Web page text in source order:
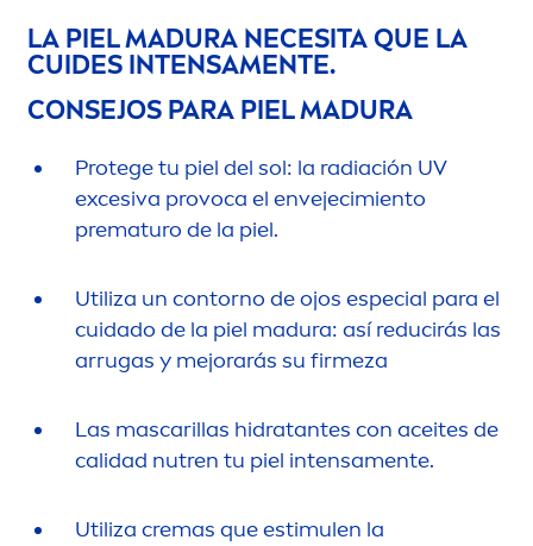
LA PIEL MADURA NECESITA QUE LA
CUIDES INTENSAMENTE.
CONSEJOS PARA PIEL MADURA
Protege tu piel del sol: la radiación UV
excesiva provoca el envejecimiento
prematuro de la piel.
Utiliza un contorno de ojos especial para el
cuidado de la piel madura: así reducirás las
arrugas y mejorarás su firmeza
Las mascarillas hidratantes con aceites de
calidad nutren tu piel intensamente.
Utiliza cremas que estimulen la